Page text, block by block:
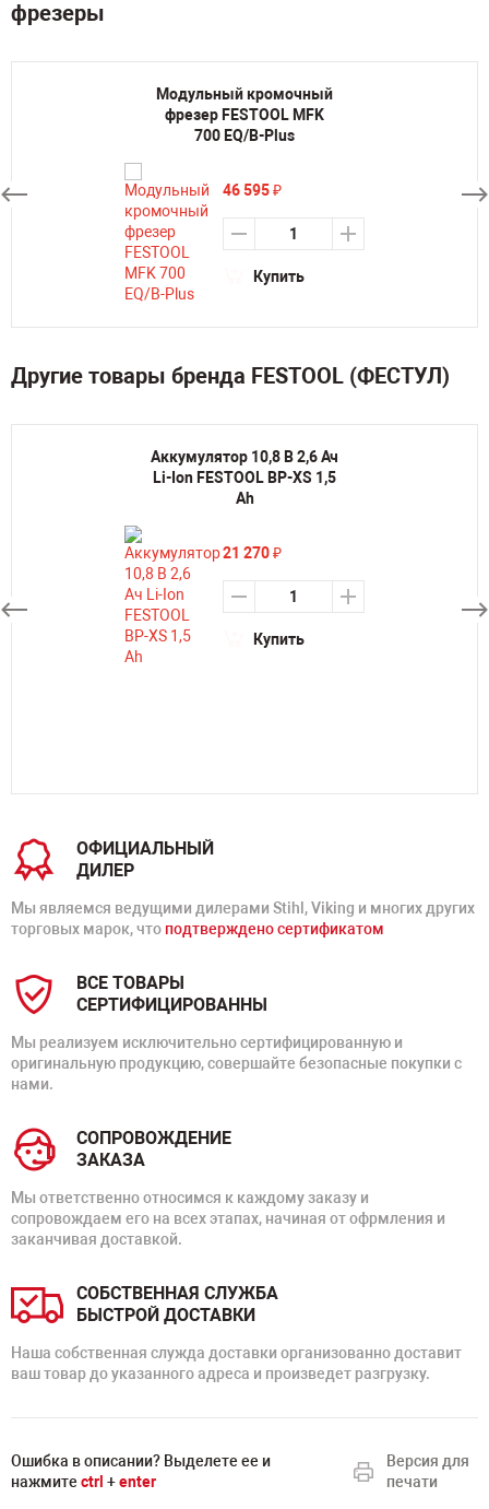
фрезеры
Модульный кромочный
фрезер FESTOOL MFK
700 EQ/B-Plus
46 595₽
Купить
Другие товары бренда FESTOOL (ФЕСТУЛ)
Аккумулятор 10,8 В 2,6 Ач
Li-Ion FESTOOL BP-XS 1,5
Ah
21 270₽
Купить
ОФИЦИАЛЬНЫЙ
ДИЛЕР
Мы являемся ведущими дилерами Stihl, Viking и многих других
торговых марок, что подтверждено сертификатом
ВСЕ ТОВАРЫ
СЕРТИФИЦИРОВАННЫ
Мы реализуем исключительно сертифицированную и
оригинальную продукцию, совершайте безопасные покупки с
нами.
СОПРОВОЖДЕНИЕ
ЗАКАЗА
Мы ответственно относимся к каждому заказу и
сопровождаем его на всех этапах, начиная от офрмления и
заканчивая доставкой.
СОБСТВЕННАЯ СЛУЖБА
БЫСТРОЙ ДОСТАВКИ
Наша собственная служда доставки организованно доставит
ваш товар до указанного адреса и произведет разгрузку.
Ошибка в описании? Выделете ее и
нажмите ctrl +enter
Версия для
печати